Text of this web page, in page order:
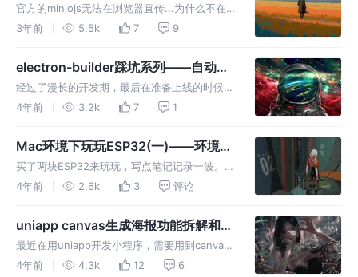
官方的miniojs无法在浏览器直传...为什么不在
后端生成临时签名url，给前端上传/下载呢？问
3年前 5.5k 7 9
electron-builder踩坑系列——自动全
量更新
经过了漫长的开发期，最后在准备上线的时候，
发现跨平台打包和自动化更新还挺麻烦的。如何
使用Github Releases进行版本发布与更新呢？
4年前 3.2k 7 1
Mac环境下玩玩ESP32(一)——环境搭
建
买了两块ESP32来玩玩，写点笔记记录一波。目
前主要是以microPython来开发，先用python
4年前 2.6k 3 评论
uniapp canvas生成海报功能拆解和问
题记录
最近在用uniapp开发小程序，需要用到canvas
画海报然后再保存本地。uniapp是去DOM化
4年前 4.3k 12 6